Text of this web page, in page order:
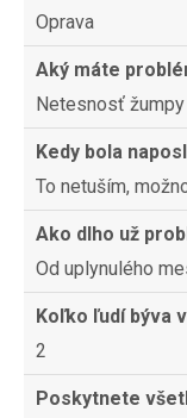
Oprava
Aký máte
Netesnosť žumpy
Kedy bola
To netuším,
Ako dlho už
Od uplynulého
Koľko ľudí býva
2
Poskytnete